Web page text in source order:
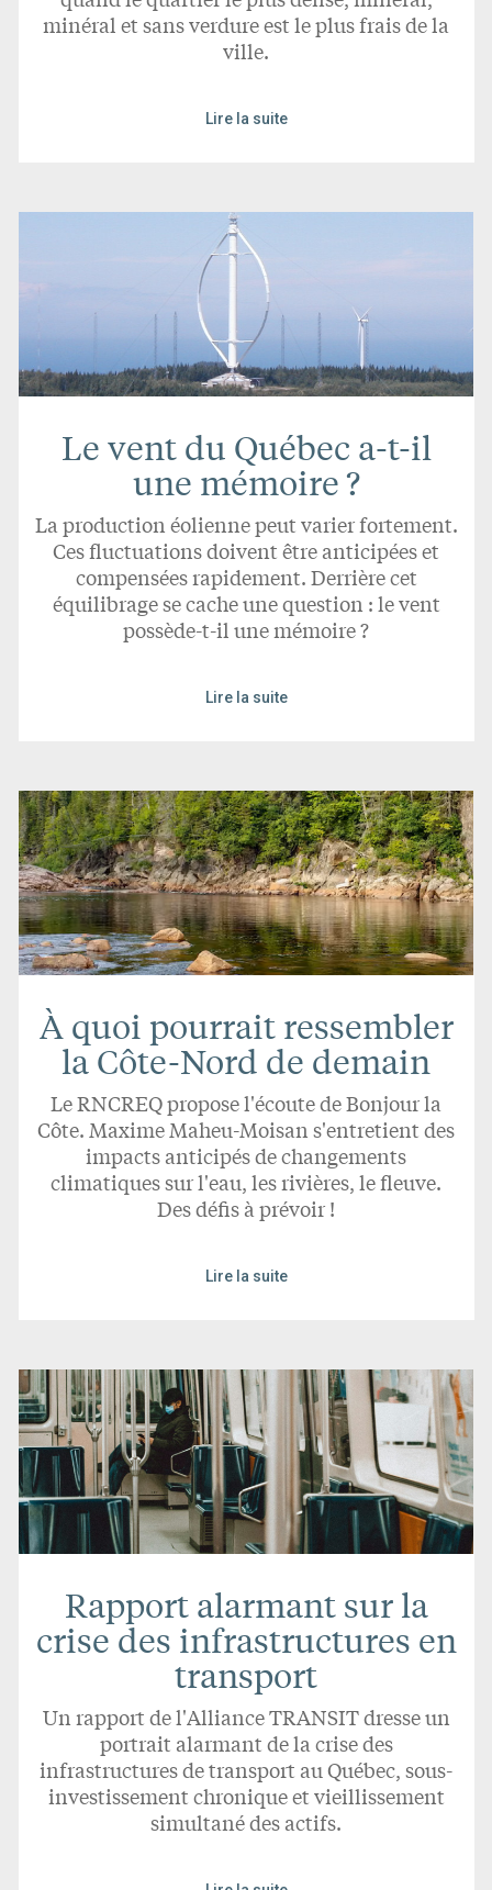
minéral et sans verdure est le plus frais de la
ville.
Lire la suite
Le vent du Québec a-t-il
une mémoire ?
La production éolienne peut varier fortement.
Ces fluctuations doivent être anticipées et
compensées rapidement. Derrière cet
équilibrage se cache une question : le vent
possède-t-il une mémoire ?
Lire la suite
À quoi pourrait ressembler
la Côte-Nord de demain
Le RNCREQ propose l'écoute de Bonjour la
Côte. Maxime Maheu-Moisan s'entretient des
impacts anticipés de changements
climatiques sur l'eau, les rivières, le fleuve.
Des défis à prévoir !
Lire la suite
Rapport alarmant sur la
crise des infrastructures en
transport
Un rapport de l'Alliance TRANSIT dresse un
portrait alarmant de la crise des
infrastructures de transport au Québec, sous-
investissement chronique et vieillissement
simultané des actifs.